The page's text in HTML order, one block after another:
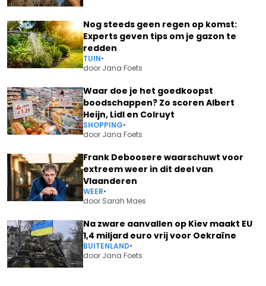
Nog steeds geen regen op komst:
Experts geven tips om je gazon te
redden
TUIN•
door Jana Foets
Waar doe je het goedkoopst
boodschappen? Zo scoren Albert
Heijn, Lidl en Colruyt
SHOPPING•
door Jana Foets
Frank Deboosere waarschuwt voor
extreem weer in dit deel van
Vlaanderen
WEER•
door Sarah Maes
Na zware aanvallen op Kiev maakt EU
1,4 miljard euro vrij voor Oekraïne
BUITENLAND•
door Jana Foets